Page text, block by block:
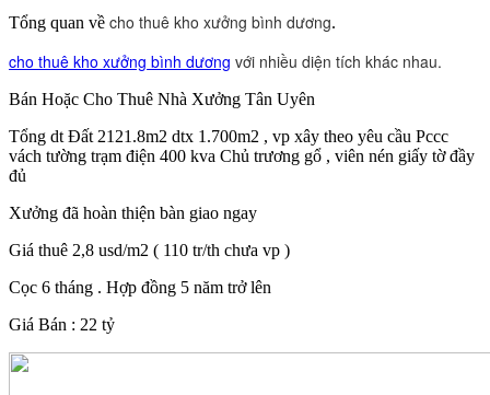
Tổng quan về cho thuê kho xưởng bình dương.
cho thuê kho xưởng bình dương với nhiều diện tích khác nhau.
Bán Hoặc Cho Thuê Nhà Xưởng Tân Uyên
Tổng dt Đất 2121.8m2 dtx 1.700m2 , vp xây theo yêu cầu Pccc
vách tường trạm điện 400 kva Chủ trương gổ , viên nén giấy tờ đầy
đủ
Xưởng đã hoàn thiện bàn giao ngay
Giá thuê 2,8 usd/m2 ( 110 tr/th chưa vp )
Cọc 6 tháng . Hợp đồng 5 năm trở lên
Giá Bán : 22 tỷ